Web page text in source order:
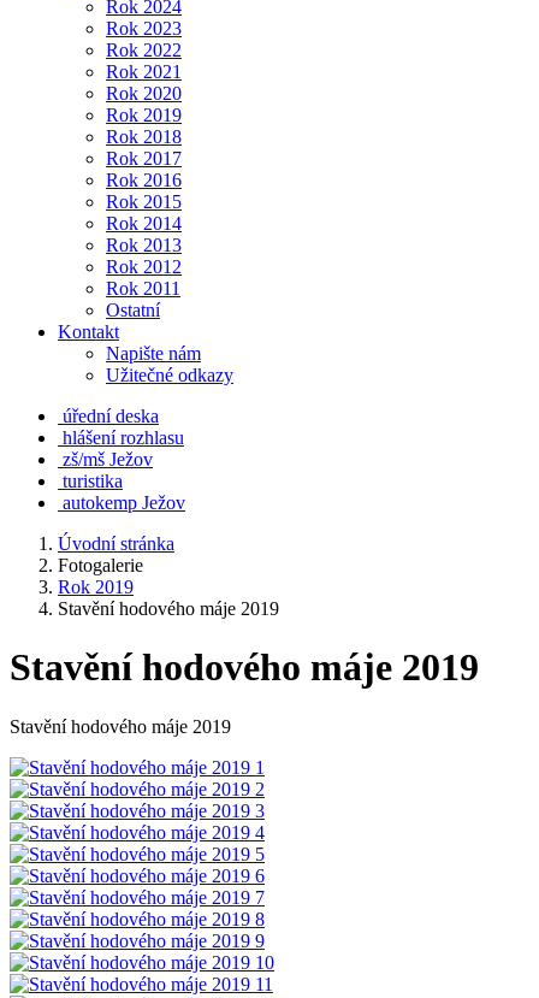
Rok 2024
Rok 2023
Rok 2022
Rok 2021
Rok 2020
Rok 2019
Rok 2018
Rok 2017
Rok 2016
Rok 2015
Rok 2014
Rok 2013
Rok 2012
Rok 2011
Ostatní
Kontakt
Napište nám
Užitečné odkazy
úřední deska
hlášení rozhlasu
zš/mš Ježov
turistika
autokemp Ježov
Úvodní stránka
Fotogalerie
Rok 2019
Stavění hodového máje 2019
Stavění hodového máje 2019
Stavění hodového máje 2019